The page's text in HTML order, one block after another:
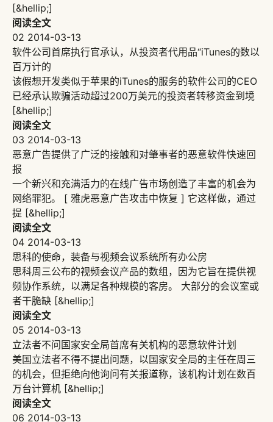
[&hellip;]
阅读全文
02 2014-03-13
软件公司首席执行官承认，从投资者代用品“iTunes的数以
百万计的
该假想开发类似于苹果的iTunes的服务的软件公司的CEO
已经承认欺骗活动超过200万美元的投资者转移资金到境
[&hellip;]
阅读全文
03 2014-03-13
恶意广告提供了广泛的接触和对肇事者的恶意软件快速回
报
一个新兴和充满活力的在线广告市场创造了丰富的机会为
网络罪犯。 [ 雅虎恶意广告攻击中恢复 ] 它这样做，通过
提 [&hellip;]
阅读全文
04 2014-03-13
思科的使命，装备与视频会议系统所有办公房
思科周三公布的视频会议产品的数组，因为它旨在提供视
频协作系统，以满足各种规模的客房。 大部分的会议室或
者干脆缺 [&hellip;]
阅读全文
05 2014-03-13
立法者不问国家安全局首席有关机构的恶意软件计划
美国立法者不得不提出问题，以国家安全局的主任在周三
的机会，但拒绝向他询问有关报道称，该机构计划在数百
万台计算机 [&hellip;]
阅读全文
06 2014-03-13